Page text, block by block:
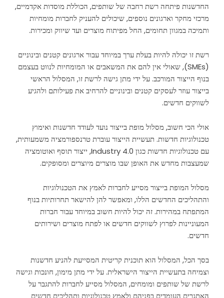
החדשנות פיתחה רשת רחבה של שותפים, הכוללת מוסדות אקדמיים,
מרכזי מחקר וארגונים נוספים, שיכולים להעניק לחברות מומחיות
ותמיכה במגוון תחומים, החל מפיתוח מוצרים ועד שיווק ומכירות.
רשת זו יכולה להיות בעלת ערך במיוחד עבור ארגונים קטנים ובינוניים
(SMEs), שאולי אין להם את המשאבים או המומחיות לנווט בעצמם
בנוף הייצור המורכב. על ידי מתן גישה לרשת זו, המסלול הראשי
בייצור עוזר לעסקים קטנים ובינוניים להרחיב את פעילותם ולהגיע
לשווקים חדשים.
אולי הכי חשוב, מסלול מופת בייצור נועד לעודד חדשנות ואימוץ
טכנולוגיות חדשות. תעשיית הייצור עוברת טרנספורמציה משמעותית,
עם טכנולוגיות חדשות כגון Industry 4.0, ייצור תוסף ואוטומציה
שמעצבות מחדש את האופן שבו מוצרים מיוצרים ומסופקים.
מסלול המופת בייצור מסייע לחברות לאמץ את הטכנולוגיות
והתהליכים החדשים הללו, ומאפשר להן להישאר תחרותיות בנוף
המתפתח במהירות. זה יכול להיות חשוב במיוחד עבור חברות
המעוניינות לפרוץ לשווקים חדשים או לפתח מוצרים ושירותים
חדשים.
בסך הכל, המסלול הוא תוכנית קריטית המסייעת להניע חדשנות
וצמיחה בתעשיית הייצור הישראלית. על ידי מתן מימון, חונכות וגישה
לרשת של שותפים ומומחים, המסלול מסייע לחברות להתגבר על
האתגרים העומדים בפניהם ולאמץ טכנולוגיות ותהליכים חדשים